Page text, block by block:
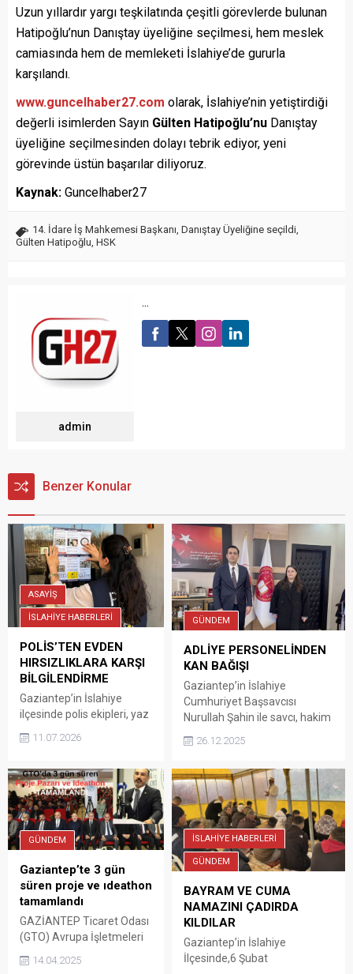
Uzun yıllardır yargı teşkilatında çeşitli görevlerde bulunan
Hatipoğlu’nun Danıştay üyeliğine seçilmesi, hem meslek
camiasında hem de memleketi İslahiye’de gururla
karşılandı.
www.guncelhaber27.com olarak, İslahiye’nin yetiştirdiği
değerli isimlerden Sayın Gülten Hatipoğlu’nu Danıştay
üyeliğine seçilmesinden dolayı tebrik ediyor, yeni
görevinde üstün başarılar diliyoruz.
Kaynak: Guncelhaber27
14. İdare İş Mahkemesi Başkanı, Danıştay Üyeliğine seçildi,
Gülten Hatipoğlu, HSK
admin
...
Benzer Konular
ASAYİŞ
İSLAHİYE HABERLERİ
POLİS’TEN EVDEN
HIRSIZLIKLARA KARŞI
BİLGİLENDİRME
Gaziantep’in İslahiye
ilçesinde polis ekipleri, yaz
aylarında artış
gösterebilecek evden
afiş ve broşür ile
vatandaşları bilgilendirdi.
İlçe Emniyet Müdürü
Mehmet Taşkır
koordinesindeki ekipler,
ve pencerelerinin açık
bırakılması nedeniyle
meydana gelen veya
teşebbüs aşamasında
kalan hırsızlık olaylarının
çalışma başlattı. TOKİ
11.07.2026
GÜNDEM
ADLİYE PERSONELİNDEN
KAN BAĞIŞI
Gaziantep’in İslahiye
Cumhuriyet Başsavcısı
Nurullah Şahin ile savcı, hakim
ve adliye personelleri, kan
bağışında bulundu.2025 yılı
kan bağışçısı zabıta katibi
Büşra Tokgöz oldu. İslahiye
Cumhuriyet Başsavcılığı ile
Gaziantep Kızılay Şubesi iş
birliğiyle farkındalık amacıyla
kan bağışı kampanyası
düzenlendi. Adliye önüne
kurulan mobil kan merkezi
aracında savcı,...
26.12.2025
GÜNDEM
Gaziantep’te 3 gün
süren proje ve ıdeathon
tamamlandı
GAZİANTEP Ticaret Odası
(GTO) Avrupa İşletmeleri
Ağı Projesi Kapsamında
desteklediği; Gaziantep
14.04.2025
İSLAHİYE HABERLERİ
GÜNDEM
BAYRAM VE CUMA
NAMAZINI ÇADIRDA
KILDILAR
Gaziantep’in İslahiye
İlçesinde,6 Şubat